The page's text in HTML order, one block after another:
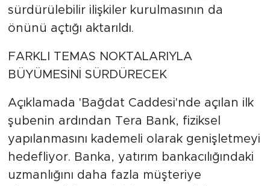
sürdürülebilir ilişkiler kurulmasının da
önünü açtığı aktarıldı.
FARKLI TEMAS NOKTALARIYLA
BÜYÜMESİNİ SÜRDÜRECEK
Açıklamada 'Bağdat Caddesi'nde açılan ilk
şubenin ardından Tera Bank, fiziksel
yapılanmasını kademeli olarak genişletmeyi
hedefliyor. Banka, yatırım bankacılığındaki
uzmanlığını daha fazla müşteriye